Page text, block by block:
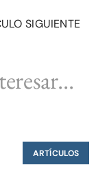
SIGUIENTE
ARTÍCULOS